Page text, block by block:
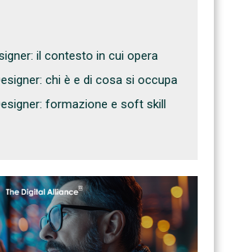
il contesto in cui opera
chi è e di cosa si occupa
formazione e soft skill